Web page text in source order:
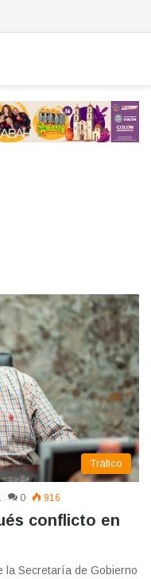
Tráfico
0 916
conflicto en
la Secretaría de Gobierno